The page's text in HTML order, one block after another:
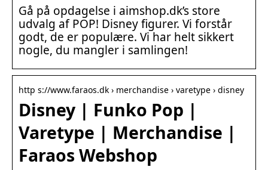
Gå på opdagelse i aimshop.dk’s store
udvalg af POP! Disney figurer. Vi forstår
godt, de er populære. Vi har helt sikkert
nogle, du mangler i samlingen!
http s://www.faraos.dk › merchandise › varetype › disney
Disney | Funko Pop |
Varetype | Merchandise |
Faraos Webshop